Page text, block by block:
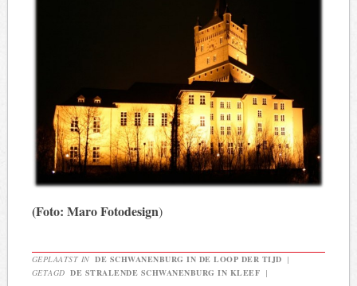
(Foto: Maro Fotodesign)
GEPLAATST IN DE SCHWANENBURG IN DE LOOP DER TIJD |
GETAGD DE STRALENDE SCHWANENBURG IN KLEEF |